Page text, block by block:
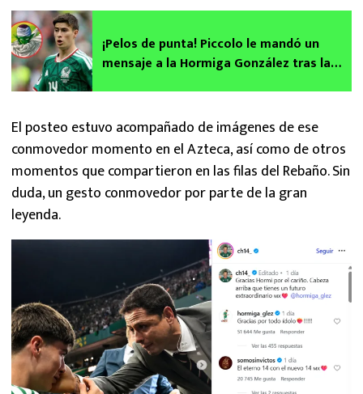
¡Pelos de punta! Piccolo le mandó un
mensaje a la Hormiga González tras la
El posteo estuvo acompañado de imágenes de ese
conmovedor momento en el Azteca, así como de otros
momentos que compartieron en las filas del Rebaño. Sin
duda, un gesto conmovedor por parte de la gran
leyenda.